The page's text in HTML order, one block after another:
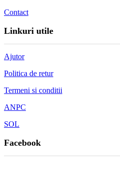
Contact
Linkuri utile
Ajutor
Politica de retur
Termeni si conditii
ANPC
SOL
Facebook